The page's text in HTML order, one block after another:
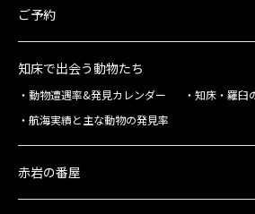
ご予約
知床で出会う動物たち
動物遭遇率&発見カレンダー
知床・羅臼
航海実績と主な動物の発見率
赤岩の番屋